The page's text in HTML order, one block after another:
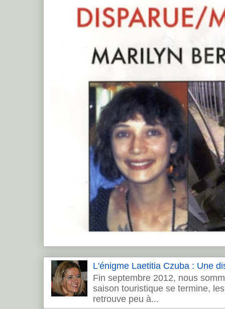
L'énigme Laetitia Czuba : Une
Fin septembre 2012, nous
saison touristique se termine,
retrouve peu à...